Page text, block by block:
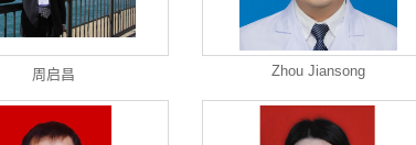
周启昌 Zhou Jiansong